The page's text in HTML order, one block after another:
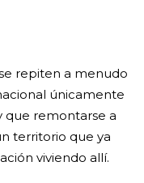
repiten a menudo
únicamente
que remontarse a
territorio que ya
viviendo allí.